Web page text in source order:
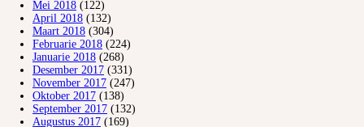
Mei 2018 (122)
April 2018 (132)
Maart 2018 (304)
Februarie 2018 (224)
Januarie 2018 (268)
Desember 2017 (331)
November 2017 (247)
Oktober 2017 (138)
September 2017 (132)
Augustus 2017 (169)